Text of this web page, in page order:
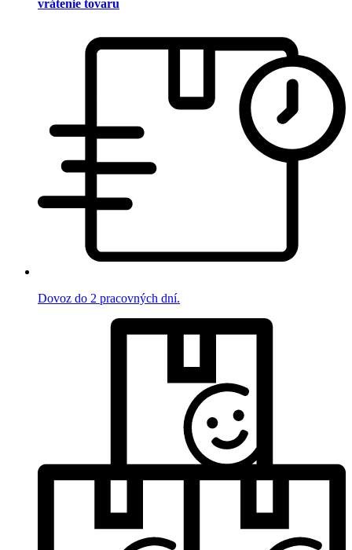
vrátenie tovaru
Dovoz do 2 pracovných dní.